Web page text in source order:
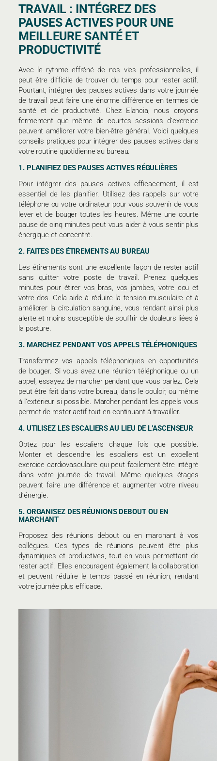
TRAVAIL : INTÉGREZ DES
PAUSES ACTIVES POUR UNE
MEILLEURE SANTÉ ET
PRODUCTIVITÉ
Avec le rythme effréné de nos vies professionnelles, il
peut être difficile de trouver du temps pour rester actif.
Pourtant, intégrer des pauses actives dans votre journée
de travail peut faire une énorme différence en termes de
santé et de productivité. Chez Elancia, nous croyons
fermement que même de courtes sessions d’exercice
peuvent améliorer votre bien-être général. Voici quelques
conseils pratiques pour intégrer des pauses actives dans
votre routine quotidienne au bureau.
1. PLANIFIEZ DES PAUSES ACTIVES RÉGULIÈRES
Pour intégrer des pauses actives efficacement, il est
essentiel de les planifier. Utilisez des rappels sur votre
téléphone ou votre ordinateur pour vous souvenir de vous
lever et de bouger toutes les heures. Même une courte
pause de cinq minutes peut vous aider à vous sentir plus
énergique et concentré.
2. FAITES DES ÉTIREMENTS AU BUREAU
Les étirements sont une excellente façon de rester actif
sans quitter votre poste de travail. Prenez quelques
minutes pour étirer vos bras, vos jambes, votre cou et
votre dos. Cela aide à réduire la tension musculaire et à
améliorer la circulation sanguine, vous rendant ainsi plus
alerte et moins susceptible de souffrir de douleurs liées à
la posture.
3. MARCHEZ PENDANT VOS APPELS TÉLÉPHONIQUES
Transformez vos appels téléphoniques en opportunités
de bouger. Si vous avez une réunion téléphonique ou un
appel, essayez de marcher pendant que vous parlez. Cela
peut être fait dans votre bureau, dans le couloir, ou même
à l’extérieur si possible. Marcher pendant les appels vous
permet de rester actif tout en continuant à travailler.
4. UTILISEZ LES ESCALIERS AU LIEU DE L’ASCENSEUR
Optez pour les escaliers chaque fois que possible.
Monter et descendre les escaliers est un excellent
exercice cardiovasculaire qui peut facilement être intégré
dans votre journée de travail. Même quelques étages
peuvent faire une différence et augmenter votre niveau
d’énergie.
5. ORGANISEZ DES RÉUNIONS DEBOUT OU EN
MARCHANT
Proposez des réunions debout ou en marchant à vos
collègues. Ces types de réunions peuvent être plus
dynamiques et productives, tout en vous permettant de
rester actif. Elles encouragent également la collaboration
et peuvent réduire le temps passé en réunion, rendant
votre journée plus efficace.